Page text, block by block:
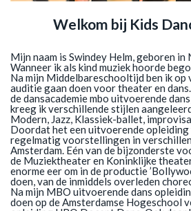
Welkom bij Kids
Mijn naam is Swindey Helm, geboren
Wanneer ik als kind muziek hoorde
Na mijn Middelbareschooltijd ben ik op
auditie gaan doen voor theater en
de dansacademie mbo uitvoerende
kreeg ik verschillende stijlen
Modern, Jazz, Klassiek-ballet,
Doordat het een uitvoerende opleiding
regelmatig voorstellingen in
Amsterdam. Eén van de bijzonderste
de Muziektheater en Koninklijke
enorme eer om in de productie
doen, van de inmiddels overleden
Na mijn MBO uitvoerende dans
doen op de Amsterdamse Hogeschool